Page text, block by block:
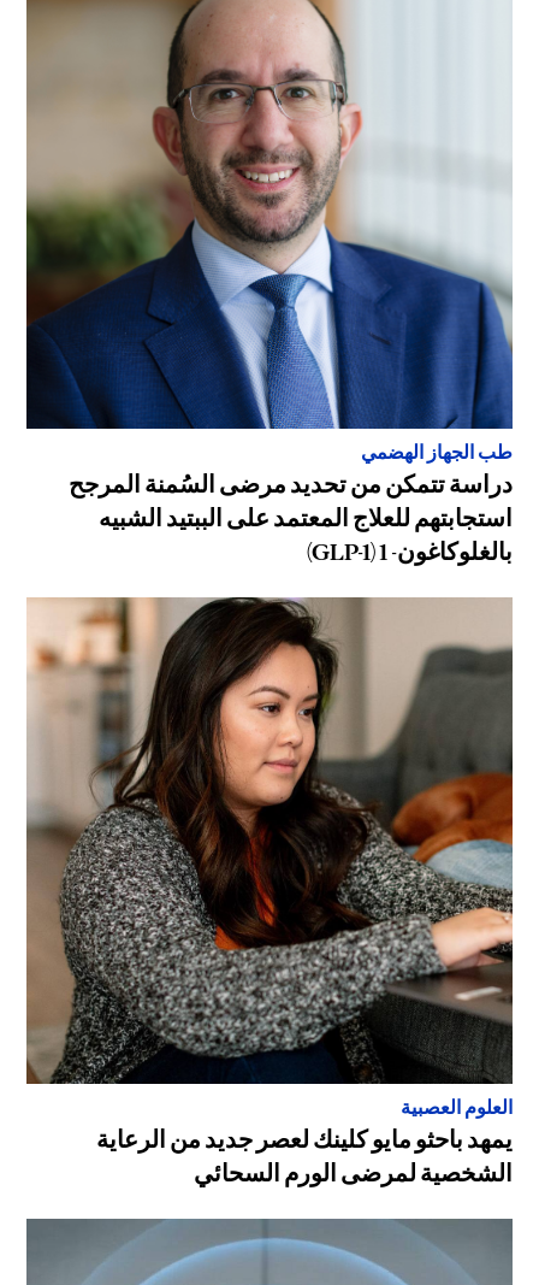
طب الجهاز الهضمي
دراسة تتمكن من تحديد مرضى السُمنة المرجح
استجابتهم للعلاج المعتمد على الببتيد الشبيه
بالغلوكاغون- 1 (GLP-1)
العلوم العصبية
يمهد باحثو مايو كلينك لعصر جديد من الرعاية
الشخصية لمرضى الورم السحائي